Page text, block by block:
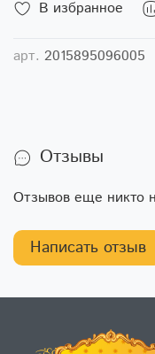
В избранное
арт. 2015895096005
Отзывы
Отзывов еще никто
Написать отзыв